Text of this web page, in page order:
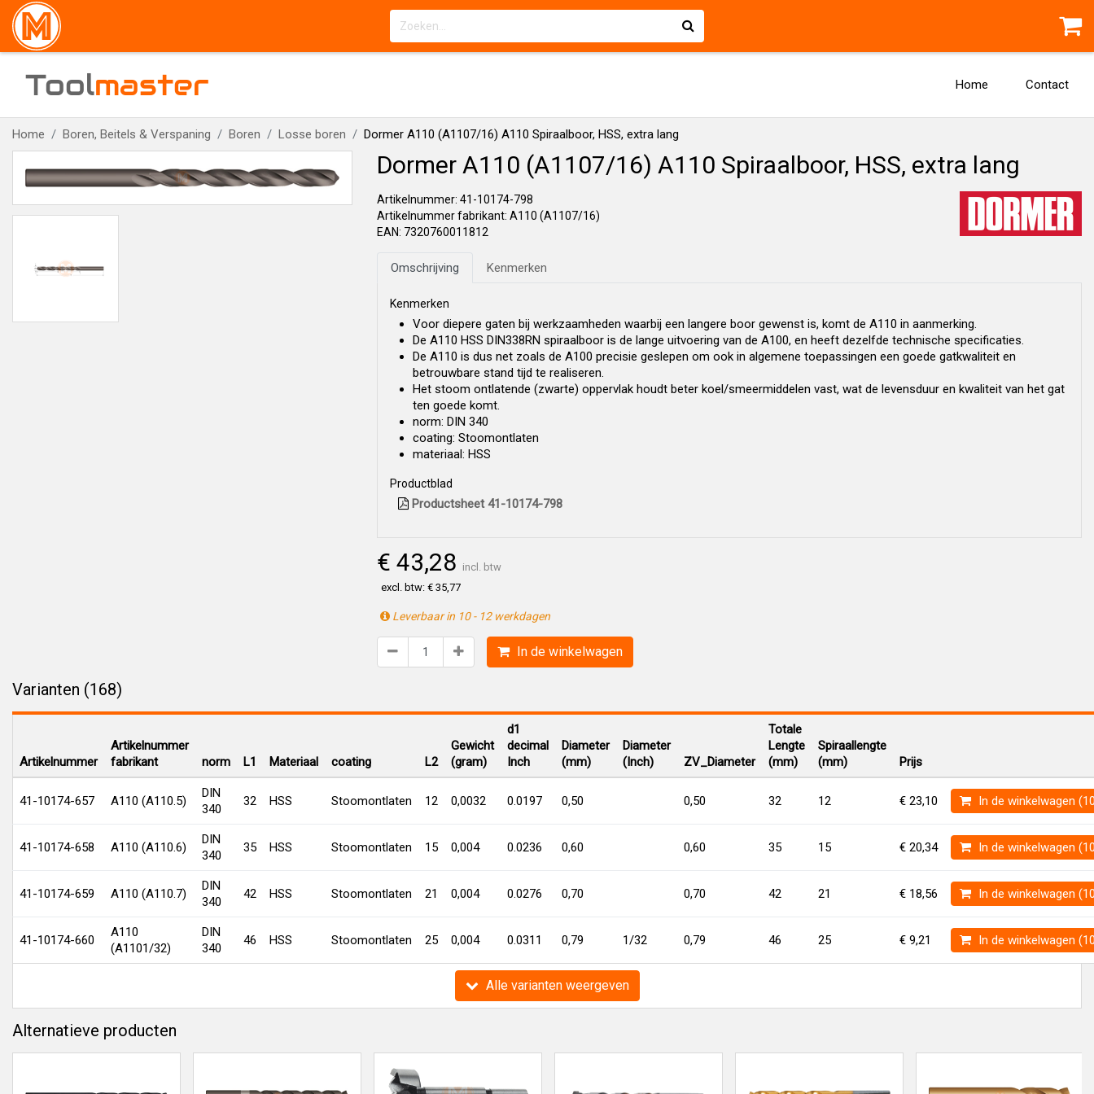
Toolmaster Home Contact
Home Boren, Beitels & Verspaning Boren Losse boren Dormer A110 (A1107/16) A110 Spiraalboor, HSS, extra lang
Dormer A110 (A1107/16) A110 Spiraalboor, HSS, extra lang
Artikelnummer: 41-10174-798
Artikelnummer fabrikant: A110 (A1107/16)
EAN: 7320760011812
Omschrijving Kenmerken
Kenmerken
Voor diepere gaten bij werkzaamheden waarbij een langere boor gewenst is, komt de A110 in aanmerking.
De A110 HSS DIN338RN spiraalboor is de lange uitvoering van de A100, en heeft dezelfde technische specificaties.
De A110 is dus net zoals de A100 precisie geslepen om ook in algemene toepassingen een goede gatkwaliteit en
betrouwbare stand tijd te realiseren.
Het stoom ontlatende (zwarte) oppervlak houdt beter koel/smeermiddelen vast, wat de levensduur en kwaliteit van het gat
ten goede komt.
norm: DIN 340
coating: Stoomontlaten
materiaal: HSS
Productblad
Productsheet 41-10174-798
€ 43,28 incl. btw
excl. btw: € 35,77
Leverbaar in 10 - 12 werkdagen
In de winkelwagen
Varianten (168)
Artikelnummer
Artikelnummer
fabrikant
norm L1 Materiaal coating L2
Gewicht
(gram)
d1
decimal
Inch
Diameter
(mm)
Diameter
(Inch)
ZV_Diameter
Totale
Lengte
(mm)
Spiraallengte
(mm)
Prijs
41-10174-657 A110 (A110.5)
DIN
340
32 HSS Stoomontlaten 12 0,0032 0.0197 0,50 0,50 32 12 € 23,10 In de winkelwagen
41-10174-658 A110 (A110.6)
DIN
340
35 HSS Stoomontlaten 15 0,004 0.0236 0,60 0,60 35 15 € 20,34 In de winkelwagen
41-10174-659 A110 (A110.7)
DIN
340
42 HSS Stoomontlaten 21 0,004 0.0276 0,70 0,70 42 21 € 18,56 In de winkelwagen
41-10174-660
A110
(A1101/32)
DIN
340
46 HSS Stoomontlaten 25 0,004 0.0311 0,79 1/32 0,79 46 25 € 9,21 In de winkelwagen
Alle varianten weergeven
Alternatieve producten